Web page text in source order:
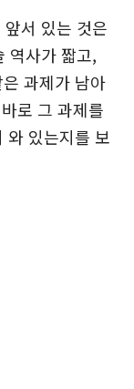
서 있는 것은
역사가 짧고,
과제가 남아
로 그 과제를
와 있는지를 보